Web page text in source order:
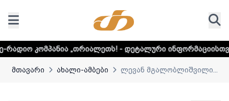
„თრიალეთს! - დეტალური ინფორმაციისთვის
მთავარი ახალი-ამბები ლევან მგალობლიშვილი...